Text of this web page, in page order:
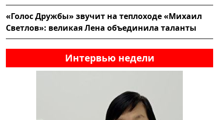
«Голос Дружбы» звучит на теплоходе «Михаил
Светлов»: великая Лена объединила таланты
Интервью недели